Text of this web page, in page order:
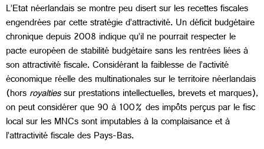
L’Etat néerlandais se montre peu disert sur les recettes fiscales
engendrées par cette stratégie d’attractivité. Un déficit budgétaire
chronique depuis 2008 indique qu’il ne pourrait respecter le
pacte européen de stabilité budgétaire sans les rentrées liées à
son attractivité fiscale. Considérant la faiblesse de l’activité
économique réelle des multinationales sur le territoire néerlandais
(horsroyaltiessur prestations intellectuelles, brevets et marques),
on peut considérer que 90 à 100% des impôts perçus par le fisc
local sur les MNCs sont imputables à la complaisance et à
l’attractivité fiscale des Pays-Bas.